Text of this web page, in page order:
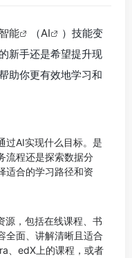
能 （AI
）技能变
新手还是希望提升现
助你更有效地学习和
过AI实现什么目标。是
流程还是探索数据分
适合的学习路径和资
源，包括在线课程、书
全面、讲解清晰且适合
、edX上的课程，或者